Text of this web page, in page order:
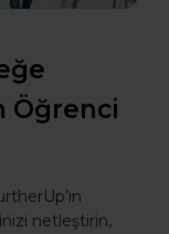
Öğrenci
netleştirin,